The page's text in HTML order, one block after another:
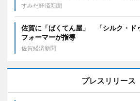
すみだ経済新聞
佐賀に「ばくてん屋」 「シルク・ド
フォーマーが指導
佐賀経済新聞
プレスリリース